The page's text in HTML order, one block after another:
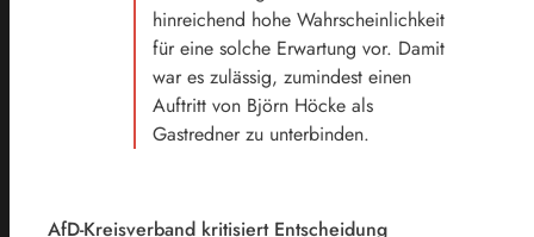
hinreichend hohe Wahrscheinlichkeit
für eine solche Erwartung vor. Damit
war es zulässig, zumindest einen
Auftritt von Björn Höcke als
Gastredner zu unterbinden.
AfD-Kreisverband kritisiert Entscheidung